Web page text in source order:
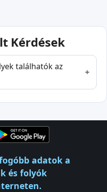
Kérdések
találhatók az
adatok a
és folyók